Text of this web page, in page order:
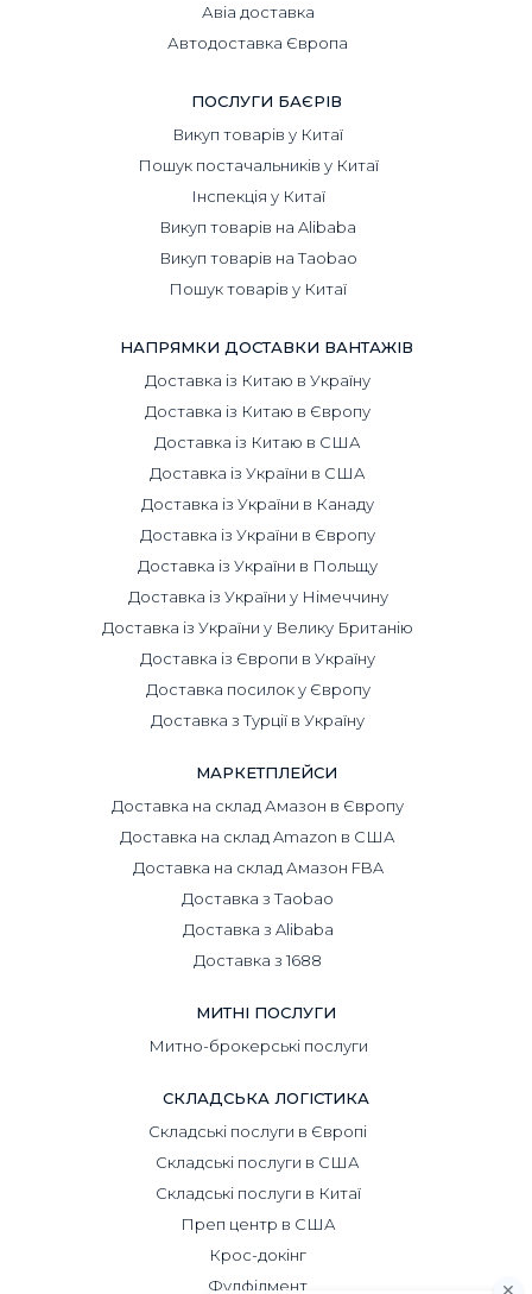
Авіа доставка
Автодоставка Європа
ПОСЛУГИ БАЄРІВ
Викуп товарів у Китаї
Пошук постачальників у Китаї
Інспекція у Китаї
Викуп товарів на Alibaba
Викуп товарів на Taobao
Пошук товарів у Китаї
НАПРЯМКИ ДОСТАВКИ ВАНТАЖІВ
Доставка із Китаю в Україну
Доставка із Китаю в Європу
Доставка із Китаю в США
Доставка із України в США
Доставка із України в Канаду
Доставка із України в Європу
Доставка із України в Польщу
Доставка із України у Німеччину
Доставка із України у Велику Британію
Доставка із Європи в Україну
Доставка посилок у Європу
Доставка з Турції в Україну
МАРКЕТПЛЕЙСИ
Доставка на склад Амазон в Європу
Доставка на склад Amazon в США
Доставка на склад Амазон FBA
Доставка з Taobao
Доставка з Alibaba
Доставка з 1688
МИТНІ ПОСЛУГИ
Митно-брокерські послуги
СКЛАДСЬКА ЛОГІСТИКА
Складські послуги в Європі
Складські послуги в США
Складські послуги в Китаї
Преп центр в США
Крос-докінг
Фулфілмент